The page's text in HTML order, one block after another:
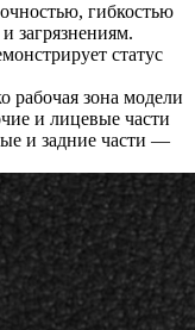
гибкостью
загрязнениям.
статус
рабочая зона модели
и лицевые части
и задние части —